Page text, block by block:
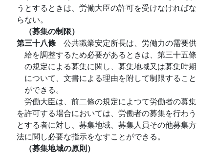
うとするときは、労働大臣の許可を受けなければな
らない。
（募集の制限）
第三十八條 公共職業安定所長は、労働力の需要供
給を調整するため必要があるときは、第三十五條
の規定による募集に関し、募集地域又は募集時期
について、文書による理由を附して制限すること
ができる。
労働大臣は、前二條の規定によつて労働者の募集
を許可する場合においては、労働者の募集を行わう
とする者に対し、募集地域、募集人員その他募集方
法に関し必要な指示をなすことができる。
（募集地域の原則）